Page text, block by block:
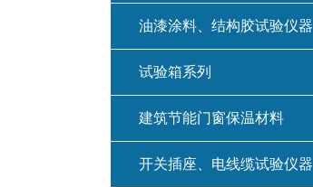
油漆涂料、结构胶试验仪器
试验箱系列
建筑节能门窗保温材料
开关插座、电线缆试验仪器